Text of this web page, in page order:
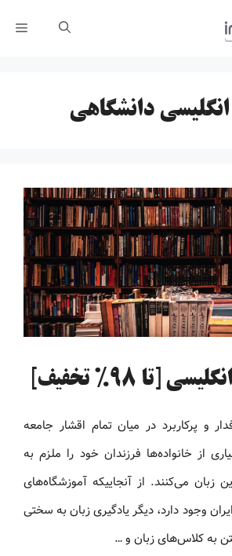
دانشگاهی
[تا 98% تخفیف]
و پرکاربرد در میان تمام اقشار جامعه
از خانواده‌ها فرزندان خود را ملزم به
زبان می‌کنند. از آنجاییکه آموزشگاه‌های
وجود دارد، دیگر یادگیری زبان به سختی
به کلاس‌های زبان و …